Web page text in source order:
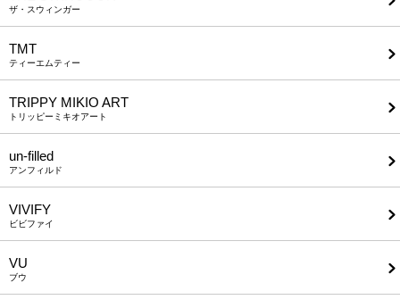
ザ・スウィンガー
TMT
ティーエムティー
TRIPPY MIKIO ART
トリッピーミキオアート
un-filled
アンフィルド
VIVIFY
ビビファイ
VU
ブウ